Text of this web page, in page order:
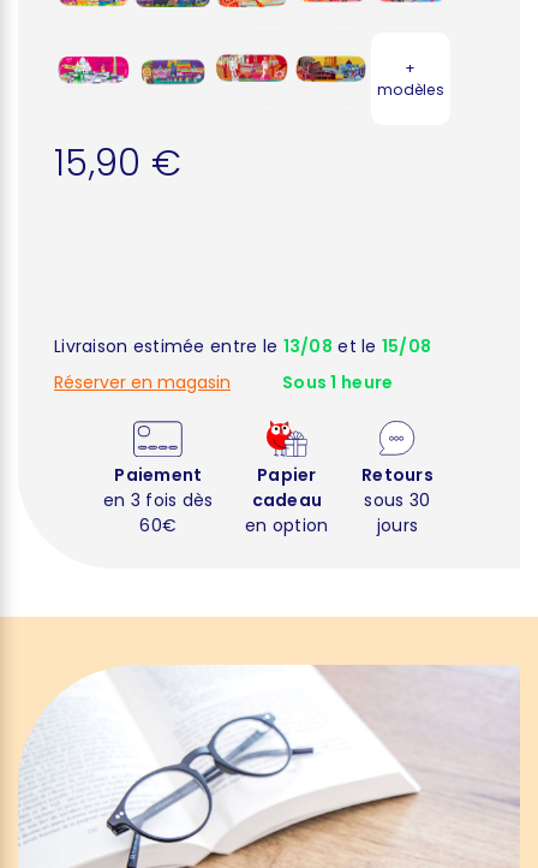
+
modèles
15,90 €
Livraison estimée entre le 13/08 et le 15/08
Réserver en magasin
Sous 1 heure
Paiement
en 3 fois dès
60€
Papier
cadeau
en option
Retours
sous 30
jours